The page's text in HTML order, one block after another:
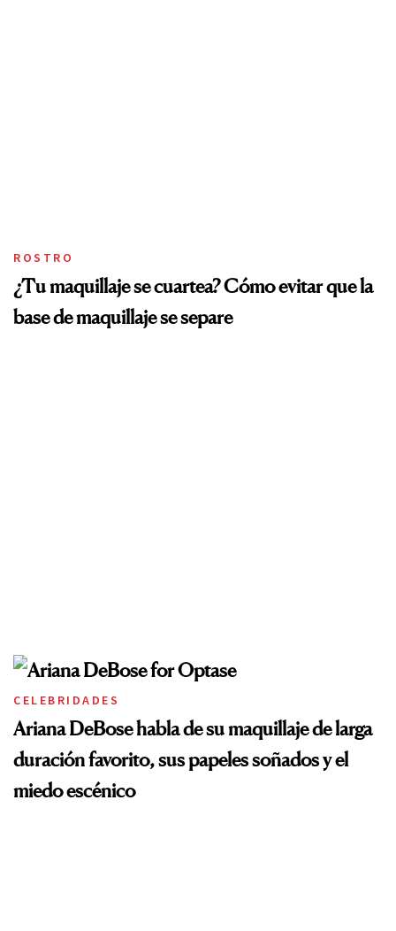
ROSTRO
¿Tu maquillaje se cuartea? Cómo evitar que la
base de maquillaje se separe
CELEBRIDADES
Ariana DeBose habla de su maquillaje de larga
duración favorito, sus papeles soñados y el
miedo escénico